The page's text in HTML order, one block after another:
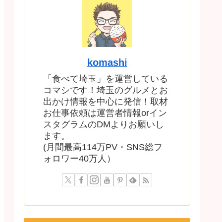
komashi
「食べて埼玉」を運営している
コマシです！埼玉のグルメとお
出かけ情報を中心に発信！取材
お仕事依頼は運営者情報orイン
スタグラムのDMよりお願いし
ます。
(月間最高114万PV・SNS総フ
ォロワー40万人）